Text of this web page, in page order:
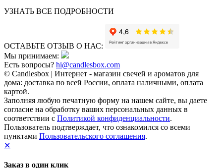
УЗНАТЬ ВСЕ ПОДРОБНОСТИ
ОСТАВЬТЕ ОТЗЫВ О НАС:
Мы принимаем:
Есть вопросы? hi@candlesbox.com
© Candlesbox | Интернет - магазин свечей и ароматов для
дома: доставка по всей России, оплата наличными, оплата
картой.
Заполняя любую печатную форму на нашем сайте, вы даете
согласие на обработку ваших персональных данных в
соответствии с Политикой конфиденциальности.
Пользователь подтверждает, что ознакомился со всеми
пунктами Пользовательского соглашения.
✕
Заказ в один клик